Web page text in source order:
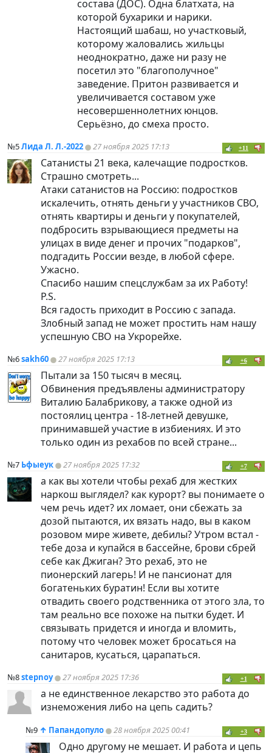
состава (ДОС). Одна блатхата, на
которой бухарики и нарики.
Настоящий шабаш, но участковый,
которому жаловались жильцы
неоднократно, даже ни разу не
посетил это "благополучное"
заведение. Притон развивается и
увеличивается составом уже
несовершеннолетних юнцов.
Серьёзно, до смеха просто.
№5Лида Л. Л.-2022 27 ноября 2025 17:13 +11
Сатанисты 21 века, калечащие подростков.
Страшно смотреть...
Атаки сатанистов на Россию: подростков
искалечить, отнять деньги у участников СВО,
отнять квартиры и деньги у покупателей,
подбросить взрывающиеся предметы на
улицах в виде денег и прочих "подарков",
подгадить России везде, в любой сфере.
Ужасно.
Спасибо нашим спецслужбам за их Работу!
P.S.
Вся гадость приходит в Россию с запада.
Злобный запад не может простить нам нашу
успешную СВО на Укрорейхе.
№6sakh60 27 ноября 2025 17:13 +6
Пытали за 150 тысяч в месяц.
Обвинения предъявлены администратору
Виталию Балабрикову, а также одной из
постоялиц центра - 18-летней девушке,
принимавшей участие в избиениях. И это
только один из рехабов по всей стране...
№7 Ьфыеук 27 ноября 2025 17:32 +7
а как вы хотели чтобы рехаб для жестких
наркош выглядел? как курорт? вы понимаете о
чем речь идет? их ломает, они сбежать за
дозой пытаются, их вязать надо, вы в каком
розовом мире живете, дебилы? Утром встал -
тебе доза и купайся в бассейне, брови сбрей
себе как Джиган? Это рехаб, это не
пионерский лагерь! И не пансионат для
богатеньких буратин! Если вы хотите
отвадить своего родственника от этого зла, то
там реально все похоже на пытки будет. И
связывать придется и иногда и вломить,
потому что человек может бросаться на
санитаров, кусаться, царапаться.
№8stepnoy 27 ноября 2025 17:36 +1
а не единственное лекарство это работа до
изнеможения либо на цепь садить?
№9 ↑ Папандопуло 28 ноября 2025 00:41 +3
Одно другому не мешает. И работа и цепь